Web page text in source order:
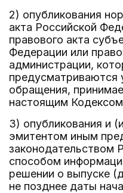
2) опубликования
акта Российской
правового акта
Федерации или
администрации,
предусматриваются
обращения,
настоящим
3) опубликования и
эмитентом иным
законодательством
способом
решении о выпуске
не позднее даты